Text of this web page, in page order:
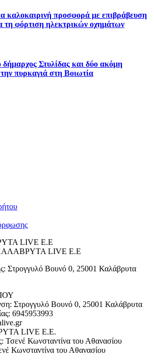
προσφορά με επιβράβευση
τη φόρτιση ηλεκτρικών οχημάτων
Στυλίδας και δύο ακόμη
πυρκαγιά στη Βοιωτία
LIVE Ε.Ε
ΚΑΛΑΒΡΥΤΑ LIVE E.E
Στρογγυλό Βουνό 0, 25001 Καλάβρυτα
Στρογγυλό Βουνό 0, 25001 Καλάβρυτα
6945953993
LIVE E.E.
Τσενέ Κωνσταντίνα του Αθανασίου
Κωνσταντίνα του Αθανασίου